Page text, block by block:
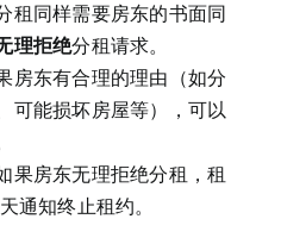
租同样需要房东的书面同
理拒绝分租请求。
房东有合理的理由（如分
可能损坏房屋等），可以
果房东无理拒绝分租，租
通知终止租约。